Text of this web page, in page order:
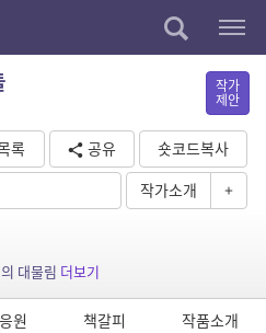
작가
제안
록 공유
숏코드복사
작가소개 +
대물림 더보기
원 책갈피 작품소개